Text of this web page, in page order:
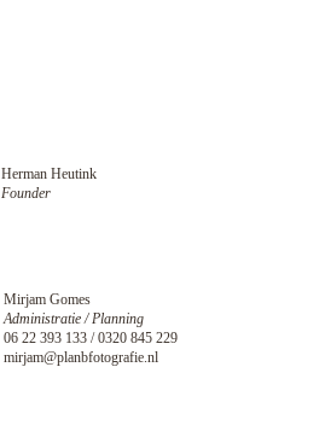
Herman Heutink
Founder
Mirjam Gomes
Administratie / Planning
06 22 393 133 / 0320 845 229
mirjam@planbfotografie.nl